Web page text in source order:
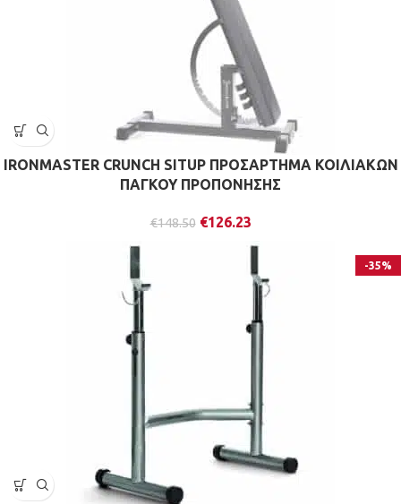
IRONMASTER CRUNCH SITUP ΠΡΟΣΑΡΤΗΜΑ ΚΟΙΛΙΑΚΩΝ
ΠΑΓΚΟΥ ΠΡΟΠΟΝΗΣΗΣ
€148.50 €126.23
-35%